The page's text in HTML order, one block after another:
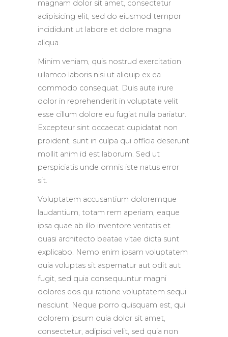
magnam dolor sit amet, consectetur
adipisicing elit, sed do eiusmod tempor
incididunt ut labore et dolore magna
aliqua.
Minim veniam, quis nostrud exercitation
ullamco laboris nisi ut aliquip ex ea
commodo consequat. Duis aute irure
dolor in reprehenderit in voluptate velit
esse cillum dolore eu fugiat nulla pariatur.
Excepteur sint occaecat cupidatat non
proident, sunt in culpa qui officia deserunt
mollit anim id est laborum. Sed ut
perspiciatis unde omnis iste natus error
sit.
Voluptatem accusantium doloremque
laudantium, totam rem aperiam, eaque
ipsa quae ab illo inventore veritatis et
quasi architecto beatae vitae dicta sunt
explicabo. Nemo enim ipsam voluptatem
quia voluptas sit aspernatur aut odit aut
fugit, sed quia consequuntur magni
dolores eos qui ratione voluptatem sequi
nesciunt. Neque porro quisquam est, qui
dolorem ipsum quia dolor sit amet,
consectetur, adipisci velit, sed quia non